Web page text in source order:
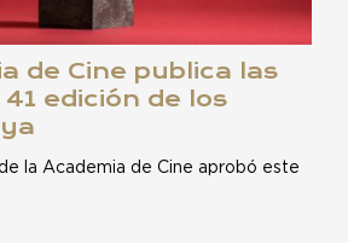
de Cine publica las
edición de los
la Academia de Cine aprobó este